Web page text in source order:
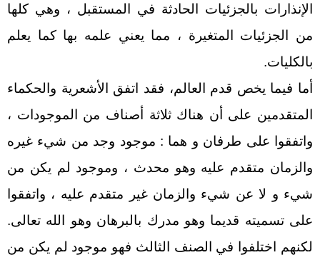
الإنذارات بالجزئيات الحادثة في المستقبل ، وهي كلها
من الجزئيات المتغيرة ، مما يعني علمه بها كما يعلم
بالكليات.
أما فيما يخص قدم العالم، فقد اتفق الأشعرية والحكماء
المتقدمين على أن هناك ثلاثة أصناف من الموجودات ،
واتفقوا على طرفان و هما : موجود وجد من شيء غيره
والزمان متقدم عليه وهو محدث ، وموجود لم يكن من
شيء و لا عن شيء والزمان غير متقدم عليه ، واتفقوا
على تسميته قديما وهو مدرك بالبرهان وهو الله تعالى.
لكنهم اختلفوا في الصنف الثالث فهو موجود لم يكن من